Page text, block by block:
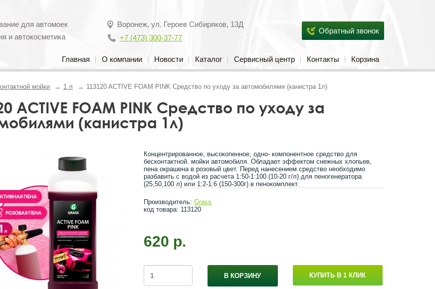
для автомоек
и автокосметика
Воронеж, ул. Героев Сибиряков, 13Д
+7 (473) 300-37-77
Обратный звонок
Главная О компании Новости Каталог Сервисный центр Контакты Корзина
мойки 1 л 113120 ACTIVE FOAM PINK Средство по уходу за автомобилями (канистра 1л)
ACTIVE FOAM PINK Средство по уходу за
(канистра 1л)
Концентрированное, высокопенное, одно- компонентное средство для
бесконтактной. мойки автомобиля. Обладает эффектом снежных хлопьев,
пена окрашена в розовый цвет. Перед нанесением средство необходимо
разбавить с водой из расчета 1:50-1:100 (10-20 г/л) для пеногенератора
(25,50,100 л) или 1:2-1:6 (150-300г) в пенокомплект.
Производитель:Grass
код товара: 113120
620 р.
В КОРЗИНУ КУПИТЬ В 1 КЛИК